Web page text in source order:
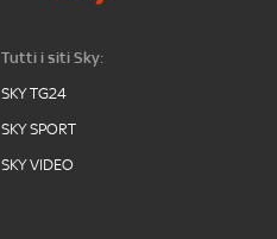
Tutti i siti Sky:
SKY TG24
SKY SPORT
SKY VIDEO